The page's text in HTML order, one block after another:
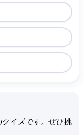
イズです。ぜひ挑